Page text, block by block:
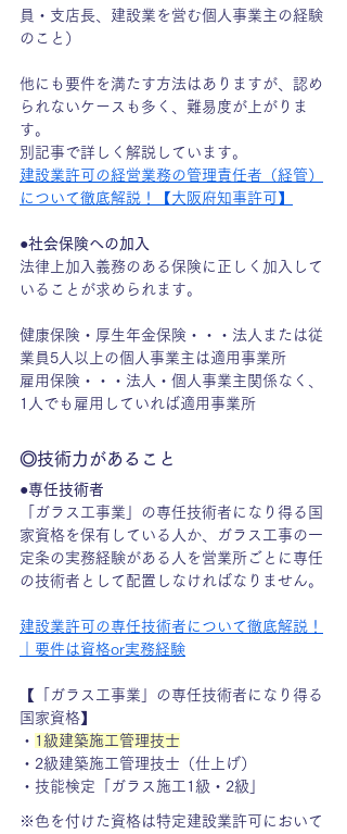
員・支店長、建設業を営む個人事業主の経験
のこと）
他にも要件を満たす方法はありますが、認め
られないケースも多く、難易度が上がりま
す。
別記事で詳しく解説しています。
建設業許可の経営業務の管理責任者（経管）
について徹底解説！【大阪府知事許可】
●社会保険への加入
法律上加入義務のある保険に正しく加入して
いることが求められます。
健康保険・厚生年金保険・・・法人または従
業員5人以上の個人事業主は適用事業所
雇用保険・・・法人・個人事業主関係なく、
1人でも雇用していれば適用事業所
◎技術力があること
●専任技術者
「ガラス工事業」の専任技術者になり得る国
家資格を保有している人か、ガラス工事の一
定条の実務経験がある人を営業所ごとに専任
の技術者として配置しなければなりません。
建設業許可の専任技術者について徹底解説！
｜要件は資格or実務経験
【「ガラス工事業」の専任技術者になり得る
国家資格】
・ 1級建築施工管理技士
・2級建築施工管理技士（仕上げ）
・技能検定「ガラス施工1級・2級」
※色を付けた資格は特定建設業許可において